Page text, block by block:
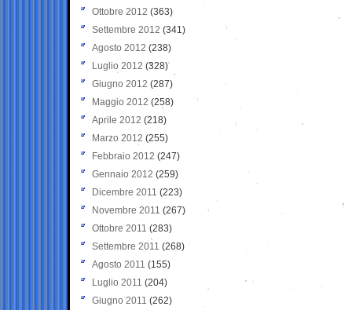
Ottobre 2012 (363)
Settembre 2012 (341)
Agosto 2012 (238)
Luglio 2012 (328)
Giugno 2012 (287)
Maggio 2012 (258)
Aprile 2012 (218)
Marzo 2012 (255)
Febbraio 2012 (247)
Gennaio 2012 (259)
Dicembre 2011 (223)
Novembre 2011 (267)
Ottobre 2011 (283)
Settembre 2011 (268)
Agosto 2011 (155)
Luglio 2011 (204)
Giugno 2011 (262)